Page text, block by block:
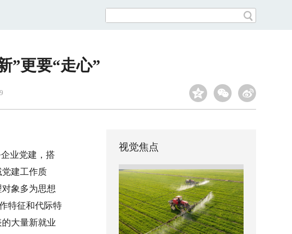
”更要“走心”
业党建，搭
建工作质
象多为思想
特征和代际特
大量新就业
视觉焦点